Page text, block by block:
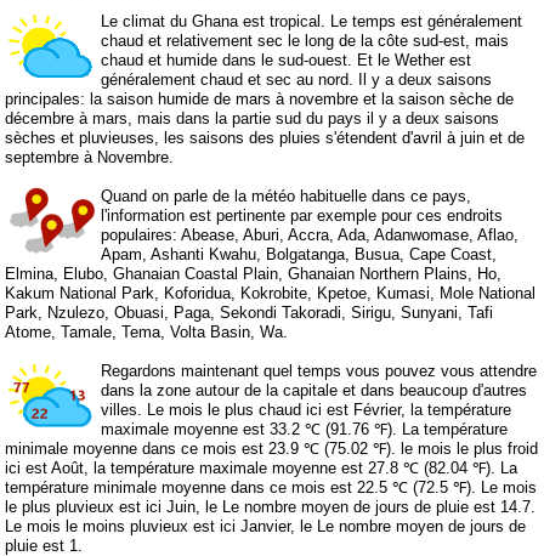
Le climat du Ghana est tropical. Le temps est généralement
chaud et relativement sec le long de la côte sud-est, mais
chaud et humide dans le sud-ouest. Et le Wether est
généralement chaud et sec au nord. Il y a deux saisons
principales: la saison humide de mars à novembre et la saison sèche de
décembre à mars, mais dans la partie sud du pays il y a deux saisons
sèches et pluvieuses, les saisons des pluies s'étendent d'avril à juin et de
septembre à Novembre.
Quand on parle de la météo habituelle dans ce pays,
l'information est pertinente par exemple pour ces endroits
populaires: Abease, Aburi, Accra, Ada, Adanwomase, Aflao,
Apam, Ashanti Kwahu, Bolgatanga, Busua, Cape Coast,
Elmina, Elubo, Ghanaian Coastal Plain, Ghanaian Northern Plains, Ho,
Kakum National Park, Koforidua, Kokrobite, Kpetoe, Kumasi, Mole National
Park, Nzulezo, Obuasi, Paga, Sekondi Takoradi, Sirigu, Sunyani, Tafi
Atome, Tamale, Tema, Volta Basin, Wa.
Regardons maintenant quel temps vous pouvez vous attendre
dans la zone autour de la capitale et dans beaucoup d'autres
villes. Le mois le plus chaud ici est Février, la température
maximale moyenne est 33.2 ℃ (91.76 ℉). La température
minimale moyenne dans ce mois est 23.9 ℃ (75.02 ℉). le mois le plus froid
ici est Août, la température maximale moyenne est 27.8 ℃ (82.04 ℉). La
température minimale moyenne dans ce mois est 22.5 ℃ (72.5 ℉). Le mois
le plus pluvieux est ici Juin, le Le nombre moyen de jours de pluie est 14.7.
Le mois le moins pluvieux est ici Janvier, le Le nombre moyen de jours de
pluie est 1.